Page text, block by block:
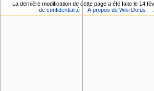
La dernière modification de cette page a été faite le 14
de confidentialité
À propos de Wiki Dofus